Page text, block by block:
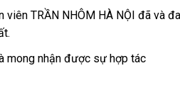
viên TRẦN NHÔM HÀ NỘI đã và
mong nhận được sự hợp tác